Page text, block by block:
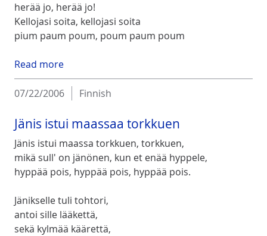
herää jo, herää jo!
Kellojasi soita, kellojasi soita
pium paum poum, poum paum poum
Read more
07/22/2006 Finnish
Jänis istui maassaa torkkuen
Jänis istui maassa torkkuen, torkkuen,
mikä sull' on jänönen, kun et enää hyppele,
hyppää pois, hyppää pois, hyppää pois.
Jänikselle tuli tohtori,
antoi sille lääkettä,
sekä kylmää käärettä,